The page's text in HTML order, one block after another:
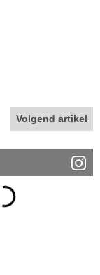
Volgend artikel